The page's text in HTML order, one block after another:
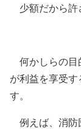
少額だから許
何かしらの目
が利益を享受
す。
例えば、消防